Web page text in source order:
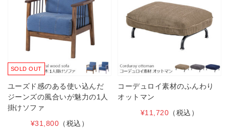
SOLD OUT
ユーズド感のある使い込んだ
ジーンズの風合いが魅力の1人
掛けソファ
¥31,800 （税込）
コーデュロイ素材のふんわり
オットマン
¥11,720 （税込）